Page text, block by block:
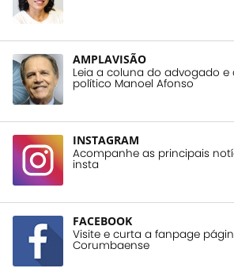
AMPLAVISÃO
Leia a coluna do advogado
político Manoel Afonso
INSTAGRAM
Acompanhe as principais
insta
FACEBOOK
Visite e curta a fanpage
Corumbaense